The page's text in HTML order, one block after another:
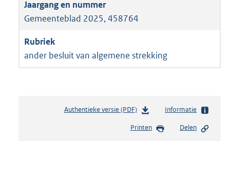
Gemeenteblad 2025, 458764
ander besluit van algemene strekking
Authentieke versie (PDF)b
s
Informatie
Printen Delen